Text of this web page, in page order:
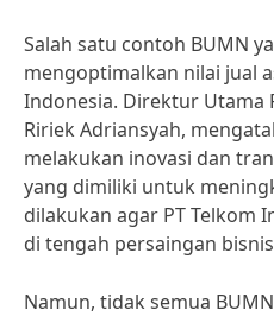
Salah satu contoh BUMN
mengoptimalkan nilai jual
Indonesia. Direktur Utama
Ririek Adriansyah,
melakukan inovasi dan
yang dimiliki untuk
dilakukan agar PT Telkom
di tengah persaingan
Namun, tidak semua